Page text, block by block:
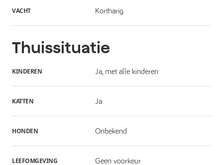
VACHT Kortharig
Thuissituatie
KINDEREN Ja, met alle kinderen
KATTEN Ja
HONDEN Onbekend
LEEFOMGEVING Geen voorkeur